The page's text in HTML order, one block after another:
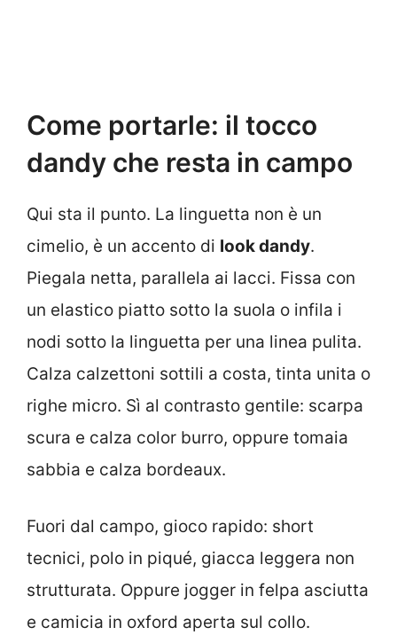
Come portarle: il tocco
dandy che resta in campo
Qui sta il punto. La linguetta non è un
cimelio, è un accento di look dandy.
Piegala netta, parallela ai lacci. Fissa con
un elastico piatto sotto la suola o infila i
nodi sotto la linguetta per una linea pulita.
Calza calzettoni sottili a costa, tinta unita o
righe micro. Sì al contrasto gentile: scarpa
scura e calza color burro, oppure tomaia
sabbia e calza bordeaux.
Fuori dal campo, gioco rapido: short
tecnici, polo in piqué, giacca leggera non
strutturata. Oppure jogger in felpa asciutta
e camicia in oxford aperta sul collo.